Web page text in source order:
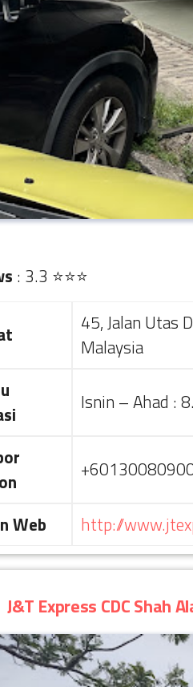
: 3.3 ⭐⭐⭐
45, Jalan Utas
Malaysia
Isnin – Ahad :
Web http://
J&T Express CDC Shah